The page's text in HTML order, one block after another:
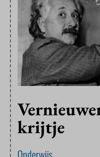
krijtje